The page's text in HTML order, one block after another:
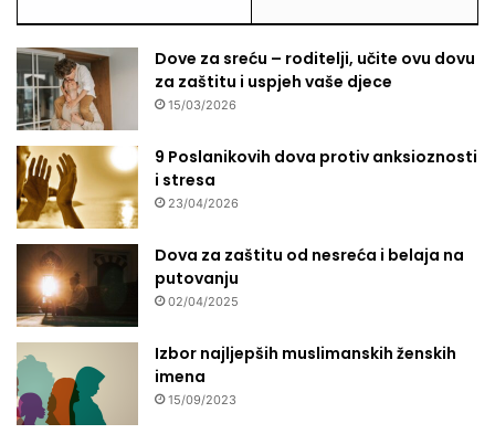
Dove za sreću – roditelji, učite ovu dovu
za zaštitu i uspjeh vaše djece
15/03/2026
9 Poslanikovih dova protiv anksioznosti
i stresa
23/04/2026
Dova za zaštitu od nesreća i belaja na
putovanju
02/04/2025
Izbor najljepših muslimanskih ženskih
imena
15/09/2023